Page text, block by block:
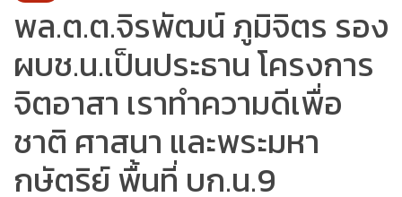
พล.ต.ต.จิรพัฒน์ ภูมิจิตร รอง
ผบช.น.เป็นประธาน โครงการ
จิตอาสา เราทำความดีเพื่อ
ชาติ ศาสนา และพระมหา
กษัตริย์ พื้นที่ บก.น.9